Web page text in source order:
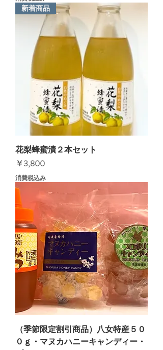
新着商品
花梨蜂蜜漬２本セット
価格
￥3,800
消費税込み
（季節限定割引商品）八女特産５０
０ｇ・マヌカハニーキャンディー・